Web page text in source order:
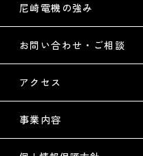
尼崎電機の強み
お問い合わせ・ご相談
アクセス
事業内容